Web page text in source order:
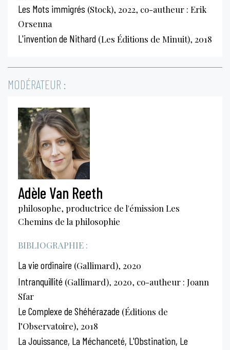
Les Mots immigrés (Stock), 2022, co-autheur : Erik
Orsenna
L'invention de Nithard (Les Éditions de Minuit), 2018
MODÉRATEUR :
Adèle Van Reeth
philosophe, productrice de l'émission Les
Chemins de la philosophie
BIBLIOGRAPHIE :
La vie ordinaire (Gallimard), 2020
Intranquillité (Gallimard), 2020, co-autheur : Joann
Sfar
Le Complexe de Shéhérazade (Éditions de
l’Observatoire), 2018
La Jouissance, La Méchanceté, L'Obstination, Le